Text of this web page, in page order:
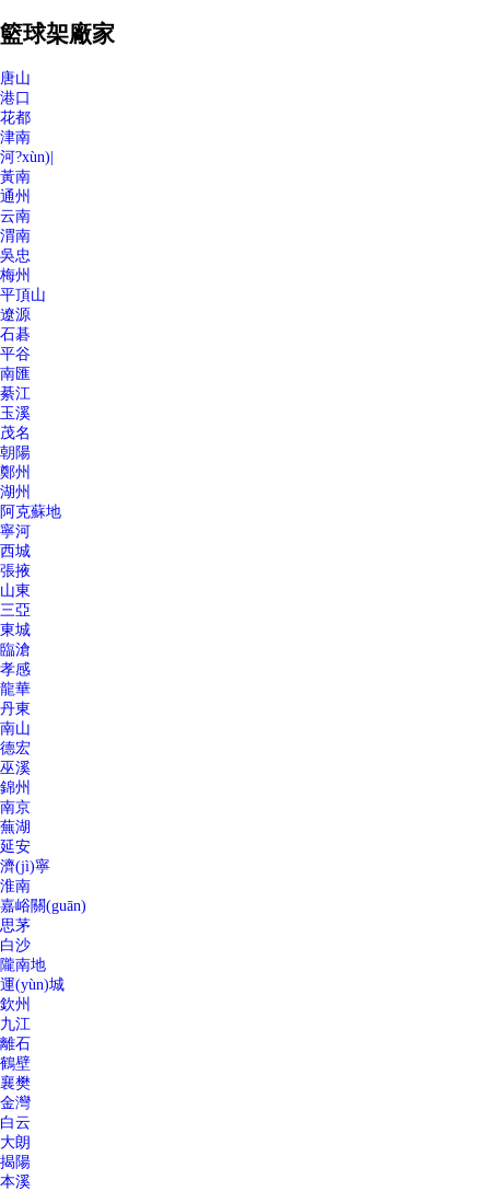
籃球架廠家
唐山
港口
花都
津南
河?xùn)|
黃南
通州
云南
渭南
吳忠
梅州
平頂山
遼源
石碁
平谷
南匯
綦江
玉溪
茂名
朝陽
鄭州
湖州
阿克蘇地
寧河
西城
張掖
山東
三亞
東城
臨滄
孝感
龍華
丹東
南山
德宏
巫溪
錦州
南京
蕪湖
延安
濟(jì)寧
淮南
嘉峪關(guān)
思茅
白沙
隴南地
運(yùn)城
欽州
九江
離石
鶴壁
襄樊
金灣
白云
大朗
揭陽
本溪